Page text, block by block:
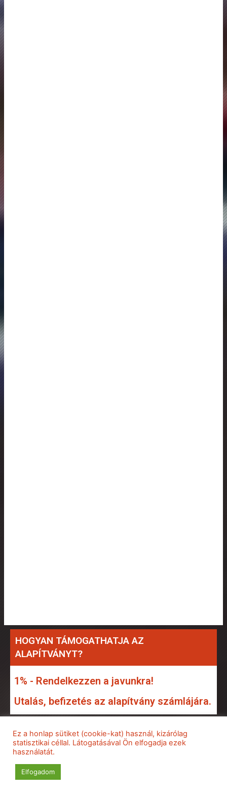
HOGYAN TÁMOGATHATJA AZ
ALAPÍTVÁNYT?
1% - Rendelkezzen a javunkra!
Utalás, befizetés az alapítvány számlájára.
AJÁNLOTT LINKEK
Szuhakálló honlapja
A Gárdonyi Géza Tagiskola
Ez a honlap sütiket (cookie-kat) használ, kizárólag
statisztikai céllal. Látogatásával Ön elfogadja ezek
használatát.
Elfogadom